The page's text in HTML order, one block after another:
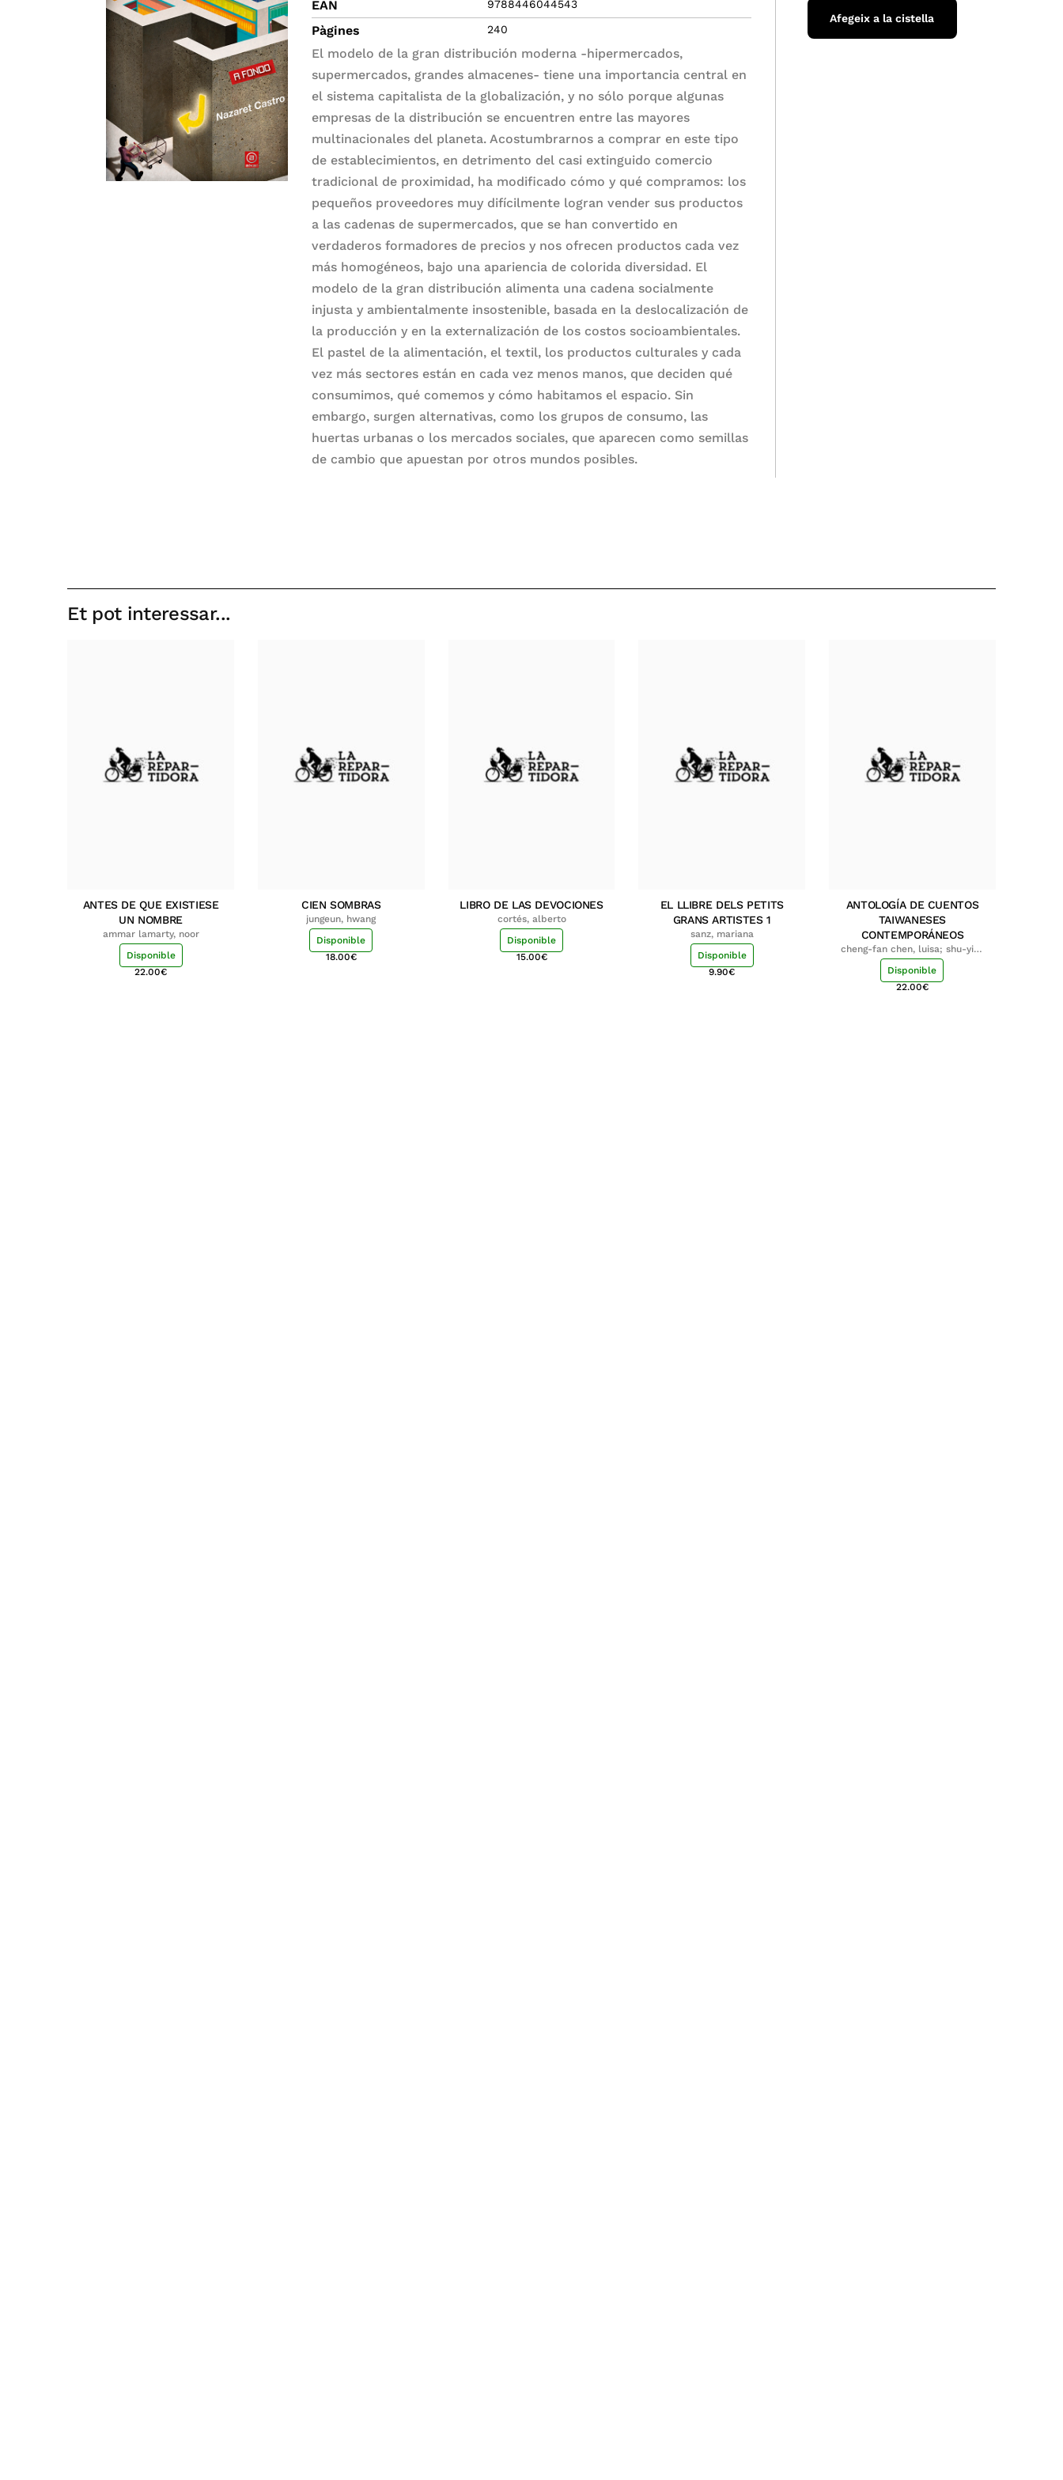
EAN 9788446044543
Pàgines 240
El modelo de la gran distribución moderna -hipermercados,
supermercados, grandes almacenes- tiene una importancia central en
el sistema capitalista de la globalización, y no sólo porque algunas
empresas de la distribución se encuentren entre las mayores
multinacionales del planeta. Acostumbrarnos a comprar en este tipo
de establecimientos, en detrimento del casi extinguido comercio
tradicional de proximidad, ha modificado cómo y qué compramos: los
pequeños proveedores muy difícilmente logran vender sus productos
a las cadenas de supermercados, que se han convertido en
verdaderos formadores de precios y nos ofrecen productos cada vez
más homogéneos, bajo una apariencia de colorida diversidad. El
modelo de la gran distribución alimenta una cadena socialmente
injusta y ambientalmente insostenible, basada en la deslocalización de
la producción y en la externalización de los costos socioambientales.
El pastel de la alimentación, el textil, los productos culturales y cada
vez más sectores están en cada vez menos manos, que deciden qué
consumimos, qué comemos y cómo habitamos el espacio. Sin
embargo, surgen alternativas, como los grupos de consumo, las
huertas urbanas o los mercados sociales, que aparecen como semillas
de cambio que apuestan por otros mundos posibles.
Afegeix a la cistella
Et pot interessar...
ANTES DE QUE EXISTIESE
UN NOMBRE
ammar lamarty, noor
Disponible
22.00€
CIEN SOMBRAS
jungeun, hwang
Disponible
18.00€
LIBRO DE LAS DEVOCIONES
cortés, alberto
Disponible
15.00€
EL LLIBRE DELS PETITS
GRANS ARTISTES 1
sanz, mariana
Disponible
9.90€
ANTOLOGÍA DE CUENTOS
TAIWANESES
CONTEMPORÁNEOS
cheng-fan chen, luisa; shu-ying
chang, luisa
Disponible
22.00€